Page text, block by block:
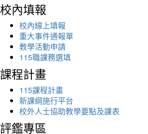
校內填報
校內線上填報
重大事件通報單
教學活動申請
115職課務選填
課程計畫
115課程計畫
新課綱施行平台
校外人士協助教學要點及課表
評鑑專區